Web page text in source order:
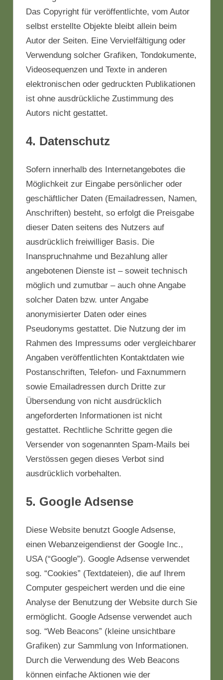
Das Copyright für veröffentlichte, vom Autor
selbst erstellte Objekte bleibt allein beim
Autor der Seiten. Eine Vervielfältigung oder
Verwendung solcher Grafiken, Tondokumente,
Videosequenzen und Texte in anderen
elektronischen oder gedruckten Publikationen
ist ohne ausdrückliche Zustimmung des
Autors nicht gestattet.
4. Datenschutz
Sofern innerhalb des Internetangebotes die
Möglichkeit zur Eingabe persönlicher oder
geschäftlicher Daten (Emailadressen, Namen,
Anschriften) besteht, so erfolgt die Preisgabe
dieser Daten seitens des Nutzers auf
ausdrücklich freiwilliger Basis. Die
Inanspruchnahme und Bezahlung aller
angebotenen Dienste ist – soweit technisch
möglich und zumutbar – auch ohne Angabe
solcher Daten bzw. unter Angabe
anonymisierter Daten oder eines
Pseudonyms gestattet. Die Nutzung der im
Rahmen des Impressums oder vergleichbarer
Angaben veröffentlichten Kontaktdaten wie
Postanschriften, Telefon- und Faxnummern
sowie Emailadressen durch Dritte zur
Übersendung von nicht ausdrücklich
angeforderten Informationen ist nicht
gestattet. Rechtliche Schritte gegen die
Versender von sogenannten Spam-Mails bei
Verstössen gegen dieses Verbot sind
ausdrücklich vorbehalten.
5. Google Adsense
Diese Website benutzt Google Adsense,
einen Webanzeigendienst der Google Inc.,
USA (“Google”). Google Adsense verwendet
sog. “Cookies” (Textdateien), die auf Ihrem
Computer gespeichert werden und die eine
Analyse der Benutzung der Website durch Sie
ermöglicht. Google Adsense verwendet auch
sog. “Web Beacons” (kleine unsichtbare
Grafiken) zur Sammlung von Informationen.
Durch die Verwendung des Web Beacons
können einfache Aktionen wie der